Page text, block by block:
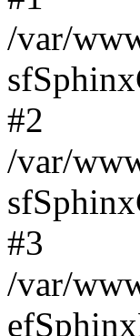
/var/
#2
/var/
#3
/var/